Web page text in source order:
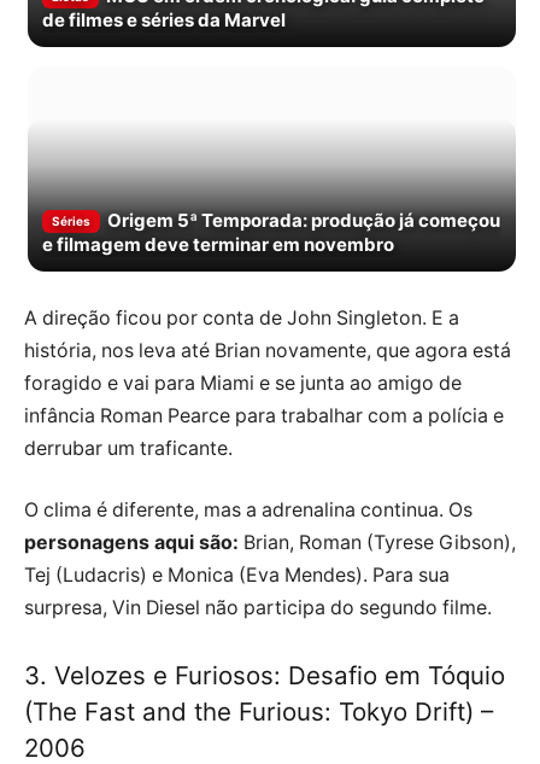
de filmes e séries da Marvel
Séries
Origem 5ª Temporada: produção já começou
e filmagem deve terminar em novembro
A direção ficou por conta de John Singleton. E a
história, nos leva até Brian novamente, que agora está
foragido e vai para Miami e se junta ao amigo de
infância Roman Pearce para trabalhar com a polícia e
derrubar um traficante.
O clima é diferente, mas a adrenalina continua. Os
personagens aqui são: Brian, Roman (Tyrese Gibson),
Tej (Ludacris) e Monica (Eva Mendes). Para sua
surpresa, Vin Diesel não participa do segundo filme.
3. Velozes e Furiosos: Desafio em Tóquio
(The Fast and the Furious: Tokyo Drift) –
2006